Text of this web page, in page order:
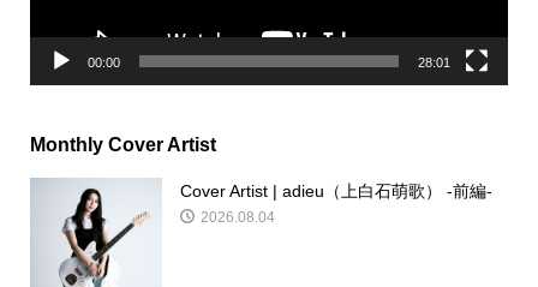
00:00 28:01
Monthly Cover Artist
Cover Artist | adieu（上白石萌歌） -前編-
2026.08.04